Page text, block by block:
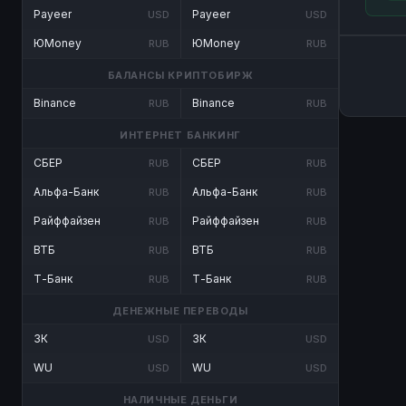
Payeer USD
ЮMoney RUB
Payeer USD
ЮMoney RUB
БАЛАНСЫ КРИПТОБИРЖ
Binance RUB Binance RUB
ИНТЕРНЕТ БАНКИНГ
СБЕР RUB
Альфа-Банк RUB
Райффайзен RUB
ВТБ RUB
Т-Банк RUB
СБЕР RUB
Альфа-Банк RUB
Райффайзен RUB
ВТБ RUB
Т-Банк RUB
ДЕНЕЖНЫЕ ПЕРЕВОДЫ
ЗК USD
WU USD
ЗК USD
WU USD
НАЛИЧНЫЕ ДЕНЬГИ